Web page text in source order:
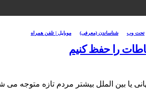
تحت وب شناساندن (معرفی) موبایل | تلفن همراه
را حفظ کنیم
یا بین الملل بیشتر مردم تازه متوجه